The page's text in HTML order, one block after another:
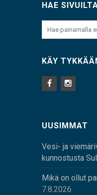
HAE
KÄY
UUSIMMAT
Vesi- ja
kunnostusta
Mikä on ollut
7.8.2026